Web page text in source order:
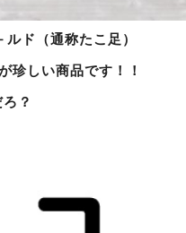
ド（通称たこ足）
珍しい商品です！！
？